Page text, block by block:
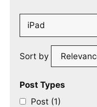
Search
Sort by
Post Types
Post (1)